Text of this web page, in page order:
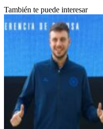
También te puede interesar